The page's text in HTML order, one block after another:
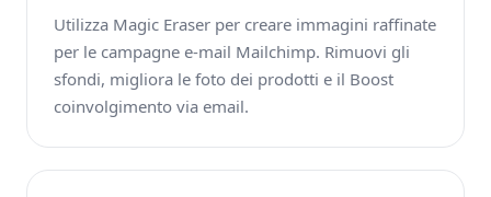
Utilizza Magic Eraser per creare immagini raffinate
per le campagne e-mail Mailchimp. Rimuovi gli
sfondi, migliora le foto dei prodotti e il Boost
coinvolgimento via email.